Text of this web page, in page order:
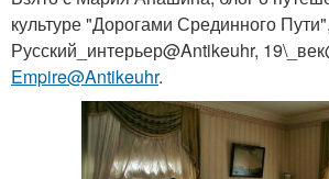
культуре "Дорогами Срединного
Русский_интерьер@Antikeuhr,
Empire@Antikeuhr.